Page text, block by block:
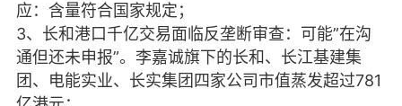
脂
卡卡动能素
建术
DRYY面膜 微晶溶斑术
应：含量符合国家规定；
3、长和港口千亿交易面临反垄断审查：可能”在沟
通但还未申报”。李嘉诚旗下的长和、长江基建集
团、电能实业、长实集团四家公司市值蒸发超过781